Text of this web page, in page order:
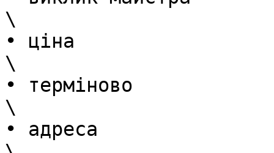
\
• ціна
\
• терміново
\
• адреса